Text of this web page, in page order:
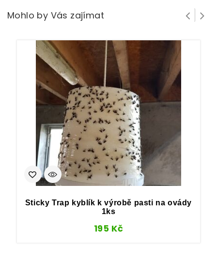
Mohlo by Vás zajímat
Sticky Trap kyblík k výrobě pasti na ovády
1ks
195 Kč